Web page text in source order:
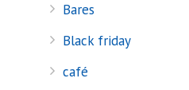
Bares
Black friday
café